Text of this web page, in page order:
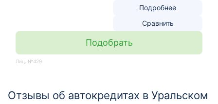
Подробнее
Сравнить
Подобрать
Лиц. №429
Отзывы об автокредитах в Уральском